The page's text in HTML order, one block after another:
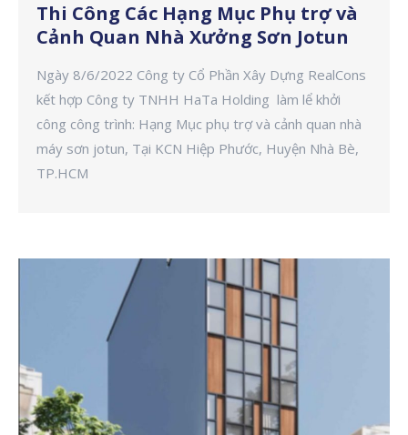
Thi Công Các Hạng Mục Phụ trợ và
Cảnh Quan Nhà Xưởng Sơn Jotun
Ngày 8/6/2022 Công ty Cổ Phần Xây Dựng RealCons
kết hợp Công ty TNHH HaTa Holding làm lể khởi
công công trình: Hạng Mục phụ trợ và cảnh quan nhà
máy sơn jotun, Tại KCN Hiệp Phước, Huyện Nhà Bè,
TP.HCM